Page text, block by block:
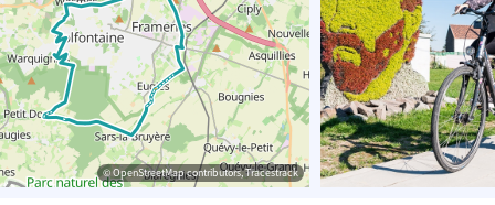
© OpenStreetMap contributors, Tracestrack